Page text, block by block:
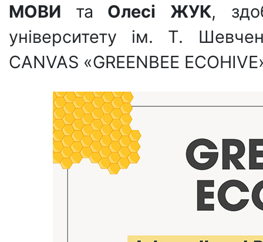
МОВИ та Олесі ЖУК,
університету ім. Т.
CANVAS «GREENBEE